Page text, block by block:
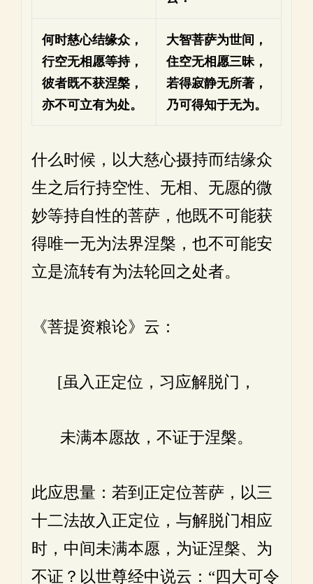
何时慈心结缘众，
行空无相愿等持，
彼者既不获涅槃，
亦不可立有为处。
大智菩萨为世间，
住空无相愿三昧，
若得寂静无所著，
乃可得知于无为。
什么时候，以大慈心摄持而结缘众
生之后行持空性、无相、无愿的微
妙等持自性的菩萨，他既不可能获
得唯一无为法界涅槃，也不可能安
立是流转有为法轮回之处者。
《菩提资粮论》云：
[虽入正定位，习应解脱门，
未满本愿故，不证于涅槃。
此应思量：若到正定位菩萨，以三
十二法故入正定位，与解脱门相应
时，中间未满本愿，为证涅槃、为
不证？以世尊经中说云：“四大可令